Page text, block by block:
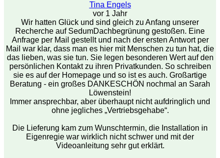
Tina Engels
vor 1 Jahr
Wir hatten Glück und sind gleich zu Anfang unserer
Recherche auf SedumDachbegrünung gestoßen. Eine
Anfrage per Mail gestellt und nach der ersten Antwort per
Mail war klar, dass man es hier mit Menschen zu tun hat, die
das lieben, was sie tun. Sie legen besonderen Wert auf den
persönlichen Kontakt zu ihren Privatkunden. So schreiben
sie es auf der Homepage und so ist es auch. Großartige
Beratung - ein großes DANKESCHÖN nochmal an Sarah
Löwenstein!
Immer ansprechbar, aber überhaupt nicht aufdringlich und
ohne jegliches „Vertriebsgehabe“.
Die Lieferung kam zum Wunschtermin, die Installation in
Eigenregie war wirklich nicht schwer und mit der
Videoanleitung sehr gut erklärt.